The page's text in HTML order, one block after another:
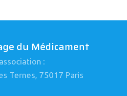
du Médicament
:
Ternes, 75017 Paris